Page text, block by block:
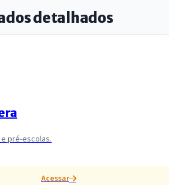
detalhados
pré-escolas.
Acessar